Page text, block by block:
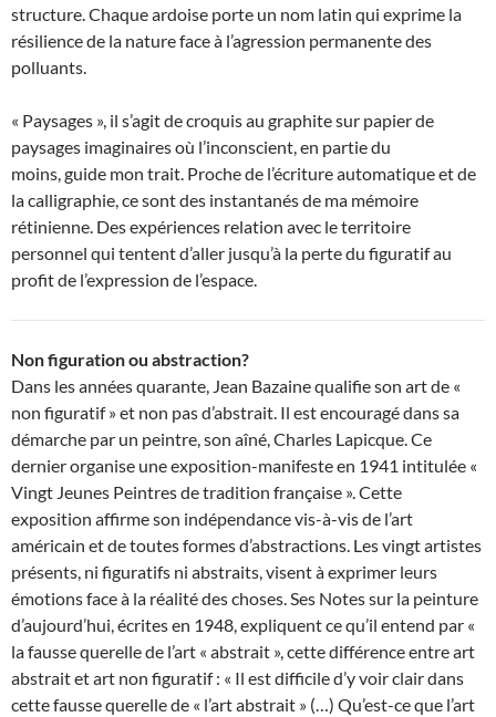
structure. Chaque ardoise porte un nom latin qui exprime la
résilience de la nature face à l’agression permanente des
polluants.
« Paysages », il s’agit de croquis au graphite sur papier de
paysages imaginaires où l’inconscient, en partie du
moins, guide mon trait. Proche de l’écriture automatique et de
la calligraphie, ce sont des instantanés de ma mémoire
rétinienne. Des expériences relation avec le territoire
personnel qui tentent d’aller jusqu’à la perte du figuratif au
profit de l’expression de l’espace.
Non figuration ou abstraction?
Dans les années quarante, Jean Bazaine qualifie son art de «
non figuratif » et non pas d’abstrait. Il est encouragé dans sa
démarche par un peintre, son aîné, Charles Lapicque. Ce
dernier organise une exposition-manifeste en 1941 intitulée «
Vingt Jeunes Peintres de tradition française ». Cette
exposition affirme son indépendance vis-à-vis de l’art
américain et de toutes formes d’abstractions. Les vingt artistes
présents, ni figuratifs ni abstraits, visent à exprimer leurs
émotions face à la réalité des choses. Ses Notes sur la peinture
d’aujourd’hui, écrites en 1948, expliquent ce qu’il entend par «
la fausse querelle de l’art « abstrait », cette différence entre art
abstrait et art non figuratif : « Il est difficile d’y voir clair dans
cette fausse querelle de « l’art abstrait » (…) Qu’est-ce que l’art